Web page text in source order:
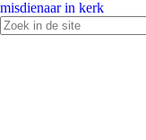
misdienaar in kerk